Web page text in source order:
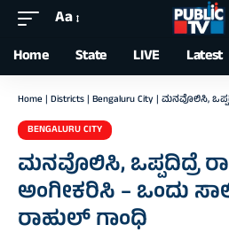
Font
Resizer
Aa
Home State LIVE Latest
Home | Districts | Bengaluru City | ಮನವೊಲಿಸಿ, ಒಪ್ಪದಿದ್ರೆ
BENGALURU CITY
ಮನವೊಲಿಸಿ, ಒಪ್ಪದಿದ್ರೆ
ಅಂಗೀಕರಿಸಿ – ಒಂದು
ರಾಹುಲ್‌ ಗಾಂಧಿ